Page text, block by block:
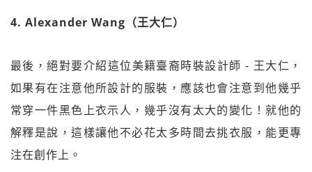
4. Alexander Wang（王大仁）
最後，絕對要介紹這位美籍臺裔時裝設計師 - 王大仁，
如果有在注意他所設計的服裝，應該也會注意到他幾乎
常穿一件黑色上衣示人，幾乎沒有太大的變化！就他的
解釋是說，這樣讓他不必花太多時間去挑衣服，能更專
注在創作上。